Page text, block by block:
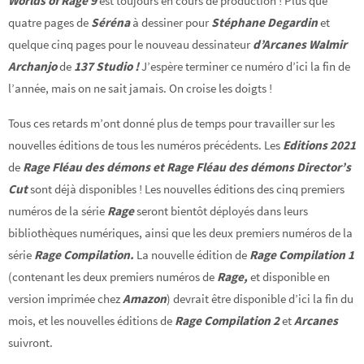
quatre pages de Sérénaà dessiner pour Stéphane Degardinet
quelque cinq pages pour le nouveau dessinateur d’Arcanes Walmir
Archanjode 137 Studio !J’espère terminer ce numéro d’ici la fin de
l’année, mais on ne sait jamais. On croise les doigts !
Tous ces retards m’ont donné plus de temps pour travailler sur les
nouvelles éditions de tous les numéros précédents. Les Editions 2021
de Rage Fléau des démons et Rage Fléau des démons Director’s
Cutsont déjà disponibles ! Les nouvelles éditions des cinq premiers
numéros de la série Rageseront bientôt déployés dans leurs
bibliothèques numériques, ainsi que les deux premiers numéros de la
série Rage Compilation. La nouvelle édition de Rage Compilation 1
(contenant les deux premiers numéros de Rage, et disponible en
version imprimée chezAmazon) devrait être disponible d’ici la fin du
mois, et les nouvelles éditions de Rage Compilation 2etArcanes
suivront.